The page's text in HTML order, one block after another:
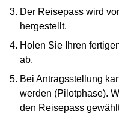
Der Reisepass wird
hergestellt.
Holen Sie Ihren
ab.
Bei Antragsstellung
werden (Pilotphase).
den Reisepass